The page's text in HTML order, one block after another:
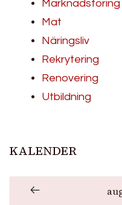
Marknadsföring
Mat
Näringsliv
Rekrytering
Renovering
Utbildning
KALENDER